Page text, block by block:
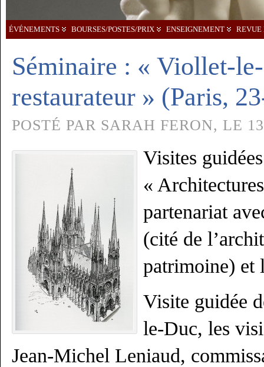
ÉVÉNEMENTS BOURSES/POSTES/PRIX ENSEIGNEMENT REVUE
Séminaire : « Viollet-
restaurateur » (Paris,
POSTÉ PAR SARAH FERON, LE
Visites
«
partenariat
(cité de
patrimoine) et
Visite guidée
le-Duc, les
Jean-Michel Leniaud,